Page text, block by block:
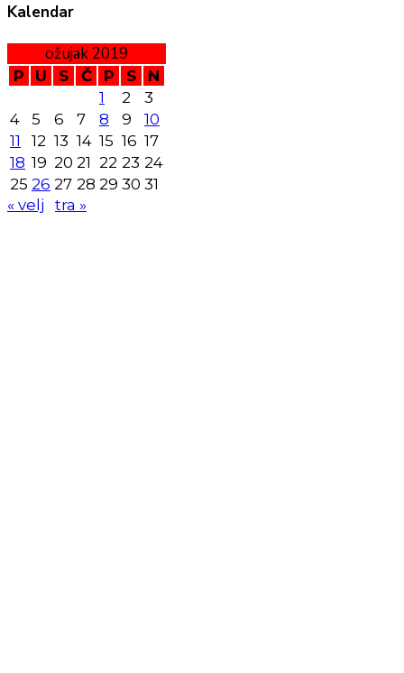
Kalendar
ožujak 2019
P U S Č P S
N
1
2
3
4
5 6 7 8 9
10
11
12 13 14 15 16 17
18 19 20 21 22 23 24
25 26 27 28 29 30 31
« velj
tra »